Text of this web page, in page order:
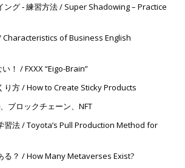
ング ‐ 練習方法 / Super Shadowing – Practice
Characteristics of Business English
！ / FXXX “Eigo-Brain”
り方 / How to Create Sticky Products
ブロックチェーン、NFT
習法 / Toyota’s Pull Production Method for
る？ / How Many Metaverses Exist?